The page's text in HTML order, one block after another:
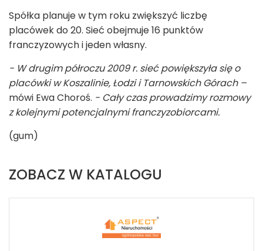
Spółka planuje w tym roku zwiększyć liczbę
placówek do 20. Sieć obejmuje 16 punktów
franczyzowych i jeden własny.
- W drugim półroczu 2009 r. sieć powiększyła się o
placówki w Koszalinie, Łodzi i Tarnowskich Górach –
mówi Ewa Choroś. - Cały czas prowadzimy rozmowy
z kolejnymi potencjalnymi franczyzobiorcami.
(gum)
ZOBACZ W KATALOGU